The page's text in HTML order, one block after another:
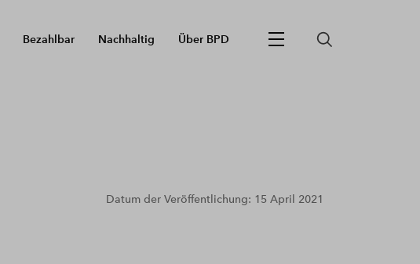
Bezahlbar Nachhaltig Über BPD
Datum der Veröffentlichung: 15 April 2021